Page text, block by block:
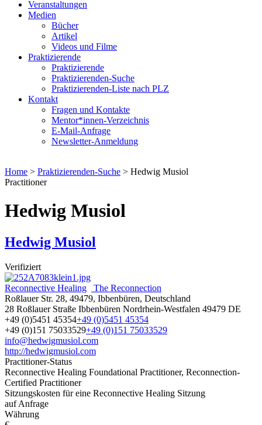
Veranstaltungen
Medien
Bücher
Artikel
Videos und Filme
Praktizierende
Praktizierende
Praktizierenden-Suche
Praktizierenden-Liste nach PLZ
Kontakt
Fragen und Kontakte
Mentor*innen-Verzeichnis
E-Mail-Anfrage
Newsletter-Anmeldung
Home > Praktizierenden-Suche > Hedwig Musiol
Practitioner
Hedwig Musiol
Hedwig Musiol
Verifiziert
Reconnective Healing
The Reconnection
Roßlauer Str. 28, 49479, Ibbenbüren, Deutschland
28 Roßlauer Straße Ibbenbüren Nordrhein-Westfalen 49479 DE
+49 (0)5451 45354+49 (0)5451 45354
+49 (0)151 75033529+49 (0)151 75033529
info@hedwigmusiol.com
http://hedwigmusiol.com
Practitioner-Status
Reconnective Healing Foundational Practitioner, Reconnection-
Certified Practitioner
Sitzungskosten für eine Reconnective Healing Sitzung
auf Anfrage
Währung